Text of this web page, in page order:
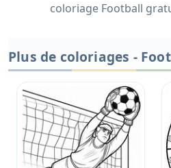
coloriage Football
Plus de coloriages -